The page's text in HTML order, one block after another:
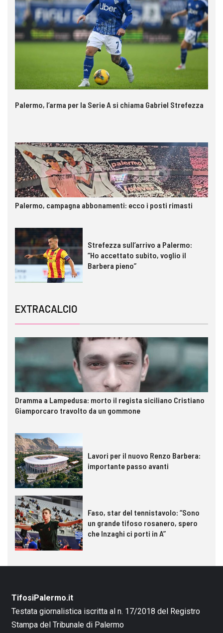
Palermo, l’arma per la Serie A si chiama Gabriel Strefezza
Palermo, campagna abbonamenti: ecco i posti rimasti
Strefezza sull’arrivo a Palermo:
“Ho accettato subito, voglio il
Barbera pieno”
EXTRACALCIO
Dramma a Lampedusa: morto il regista siciliano Cristiano
Giamporcaro travolto da un gommone
Lavori per il nuovo Renzo Barbera:
importante passo avanti
Faso, star del tennistavolo: “Sono
un grande tifoso rosanero, spero
che Inzaghi ci porti in A”
TifosiPalermo.it
Testata giornalistica iscritta al n. 17/2018 del Registro
Stampa del Tribunale di Palermo